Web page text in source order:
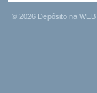
© 2026 Depósito na WEB